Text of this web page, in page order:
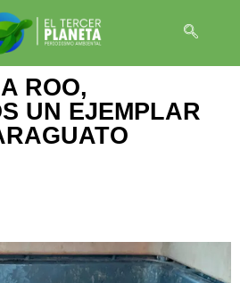
ROO,
UN EJEMPLAR